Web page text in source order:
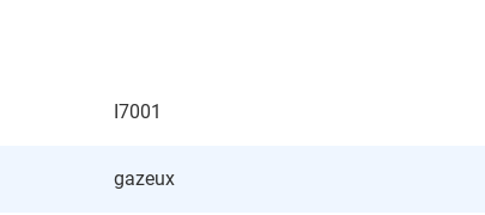
I7001
gazeux